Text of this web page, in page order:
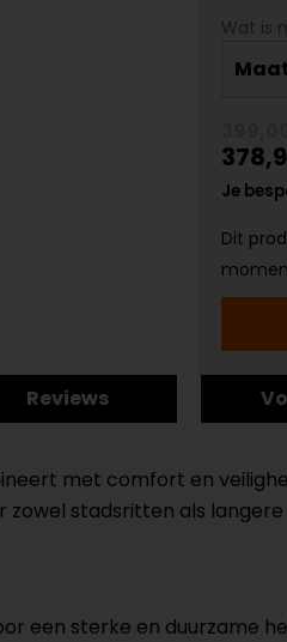
Wat is
Je
Dit
Reviews
met comfort en
stadsritten als
een sterke en duurzame